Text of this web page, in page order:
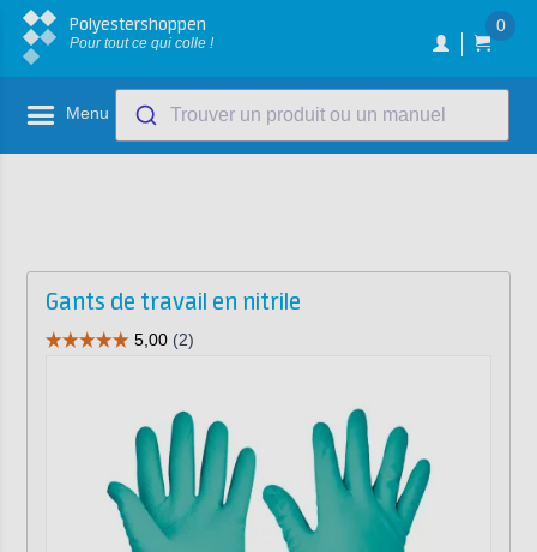
Polyestershoppen
Pour tout ce qui colle !
0
Menu Trouver un produit ou un manuel
Gants de travail en nitrile